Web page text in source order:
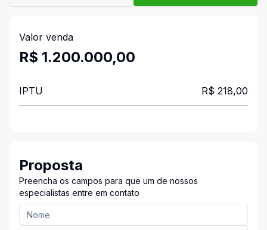
Valor venda
R$ 1.200.000,00
IPTU R$ 218,00
Proposta
Preencha os campos para que um de nossos
especialistas entre em contato